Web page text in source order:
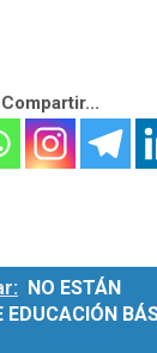
Compartir...
NO ESTÁN
EDUCACIÓN